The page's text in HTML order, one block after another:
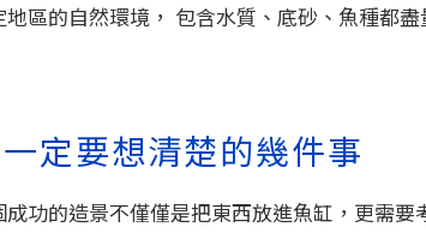
區的自然環境， 包含水質、底砂、魚種都
定要想清楚的幾件事
功的造景不僅僅是把東西放進魚缸，更需要